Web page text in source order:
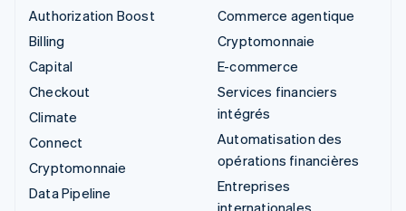
Authorization Boost
Billing
Capital
Checkout
Climate
Connect
Cryptomonnaie
Data Pipeline
Commerce agentique
Cryptomonnaie
E-commerce
Services financiers
intégrés
Automatisation des
opérations financières
Entreprises
internationales